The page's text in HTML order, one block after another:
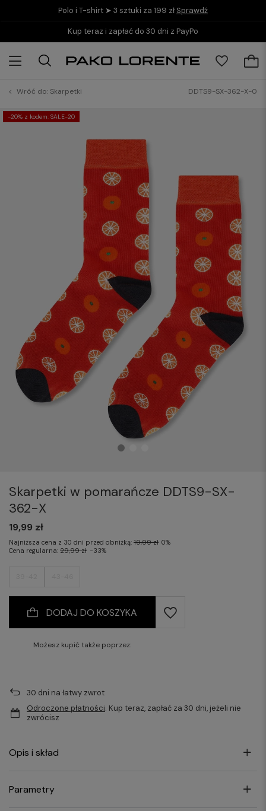
Polo i T-shirt ➤ 3 sztuki za 199 zł Sprawdź
Kup teraz i zapłać do 30 dni z PayPo
Wróć do:Skarpetki DDTS9-SX-362-X-0
-20% z kodem: SALE-20
Skarpetki w pomarańcze DDTS9-SX-
362-X
19,99 zł
Najniższa cena z 30 dni przed obniżką: 19,99 zł 0%
Cena regularna: 29,99 zł -33%
DODAJ DO KOSZYKA
Możesz kupić także poprzez:
30 dni na łatwy zwrot
Odroczone płatności. Kup teraz, zapłać za 30 dni, jeżeli nie
zwrócisz
Opis i skład
Parametry